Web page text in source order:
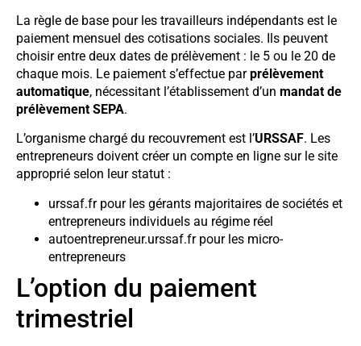
La règle de base pour les travailleurs indépendants est le
paiement mensuel des cotisations sociales. Ils peuvent
choisir entre deux dates de prélèvement : le 5 ou le 20 de
chaque mois. Le paiement s’effectue parprélèvement
automatique, nécessitant l’établissement d’un mandat de
prélèvement SEPA.
L’organisme chargé du recouvrement est l’URSSAF. Les
entrepreneurs doivent créer un compte en ligne sur le site
approprié selon leur statut :
urssaf.fr pour les gérants majoritaires de sociétés et
entrepreneurs individuels au régime réel
autoentrepreneur.urssaf.fr pour les micro-
entrepreneurs
L’option du paiement
trimestriel